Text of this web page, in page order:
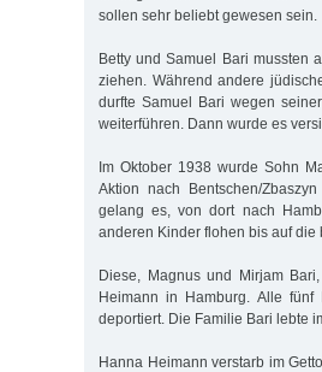
sollen sehr beliebt gewesen sein.
Betty und Samuel Bari mussten
ziehen. Während andere
durfte Samuel Bari wegen
weiterführen. Dann wurde es
Im Oktober 1938 wurde Sohn
Aktion nach Bentschen/
gelang es, von dort nach
anderen Kinder flohen bis auf die
Diese, Magnus und Mirjam
Heimann in Hamburg. Alle fünf
deportiert. Die Familie Bari lebte
Hanna Heimann verstarb im